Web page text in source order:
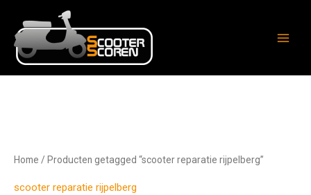
naar
inhoud
Home / Producten getagged “scooter reparatie rijpelberg”
scooter reparatie rijpelberg